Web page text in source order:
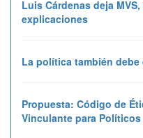
Luis Cárdenas deja
explicaciones
La política también
Propuesta: Código de
Vinculante para Políticos